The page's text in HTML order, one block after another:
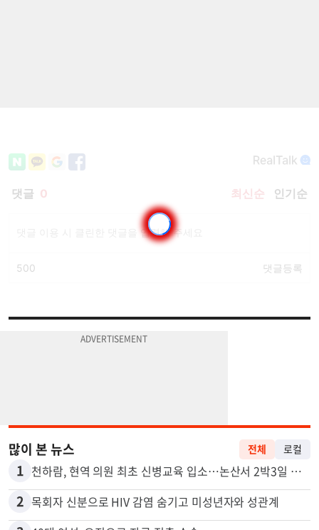
많이 본 뉴스 전체 로컬
1 천하람, 현역 의원 최초 신병교육 입소…논산서 2박3일 생활
2 목회자 신분으로 HIV 감염 숨기고 미성년자와 성관계